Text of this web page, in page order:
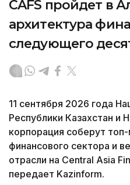
CAFS пройдет в
архитектура
следующего
11 сентября 2026 года
Республики Казахстан и
корпорация соберут
финансового сектора и
отрасли на Central Asia
передает Kazinform.